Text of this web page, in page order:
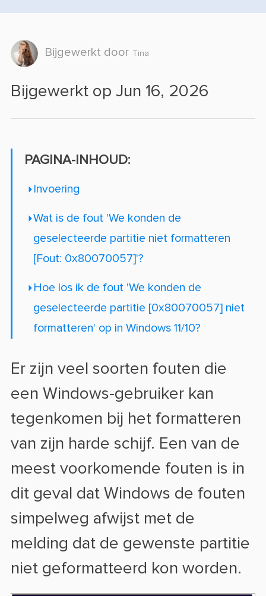
Bijgewerkt door Tina
Bijgewerkt op Jun 16, 2026
PAGINA-INHOUD:
Invoering
Wat is de fout 'We konden de
geselecteerde partitie niet formatteren
[Fout: 0x80070057]'?
Hoe los ik de fout 'We konden de
geselecteerde partitie [0x80070057] niet
formatteren' op in Windows 11/10?
Er zijn veel soorten fouten die
een Windows-gebruiker kan
tegenkomen bij het formatteren
van zijn harde schijf. Een van de
meest voorkomende fouten is in
dit geval dat Windows de fouten
simpelweg afwijst met de
melding dat de gewenste partitie
niet geformatteerd kon worden.